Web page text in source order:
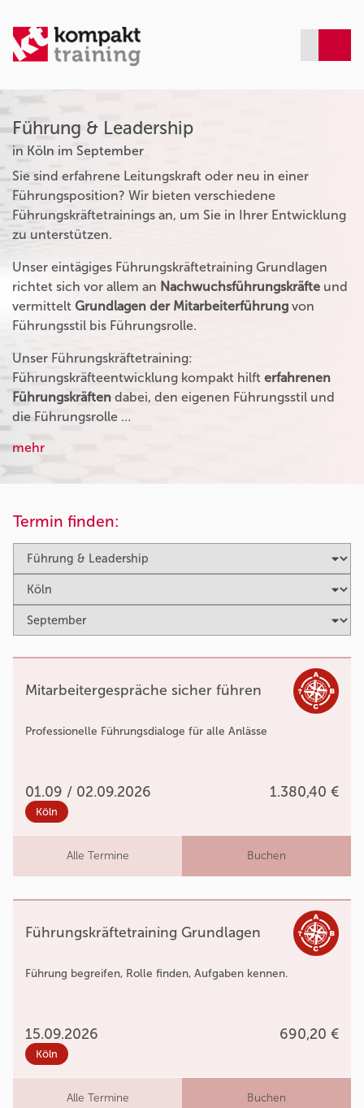
Führung & Leadership
in Köln im September
Sie sind erfahrene Leitungskraft oder neu in einer
Führungsposition? Wir bieten verschiedene
Führungskräftetrainings an, um Sie in Ihrer Entwicklung
zu unterstützen.
Unser eintägiges Führungskräftetraining Grundlagen
richtet sich vor allem an Nachwuchsführungskräfte und
vermittelt Grundlagen der Mitarbeiterführung von
Führungsstil bis Führungsrolle.
Unser Führungskräftetraining:
Führungskräfteentwicklung kompakt hilft erfahrenen
Führungskräften dabei, den eigenen Führungsstil und
die Führungsrolle …
mehr
Termin finden:
Mitarbeitergespräche sicher führen
Professionelle Führungsdialoge für alle Anlässe
01.09 / 02.09.2026 1.380,40 €
Köln
Alle Termine Buchen
Führungskräftetraining Grundlagen
Führung begreifen, Rolle finden, Aufgaben kennen.
15.09.2026 690,20 €
Köln
Alle Termine Buchen